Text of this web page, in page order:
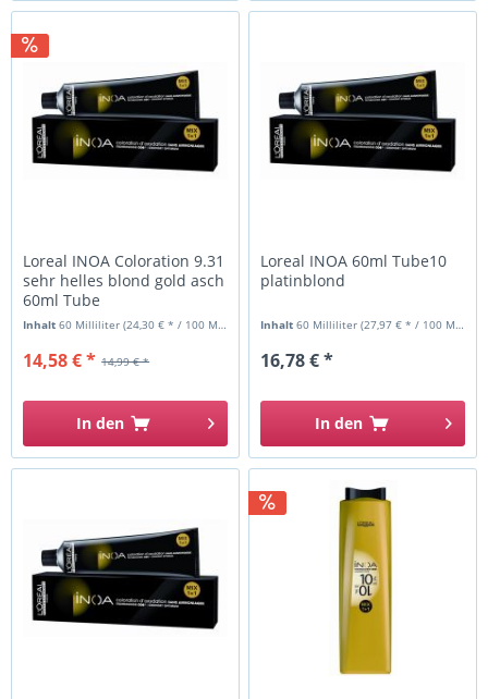
Loreal INOA Coloration 9.31
sehr helles blond gold asch
60ml Tube
Inhalt60 Milliliter(24,30 € * / 100 Milliliter)
14,99 € *
14,58 € *
In den
Loreal INOA 60ml Tube10
platinblond
Inhalt60 Milliliter(27,97 € * / 100 Milliliter)
16,78 € *
In den